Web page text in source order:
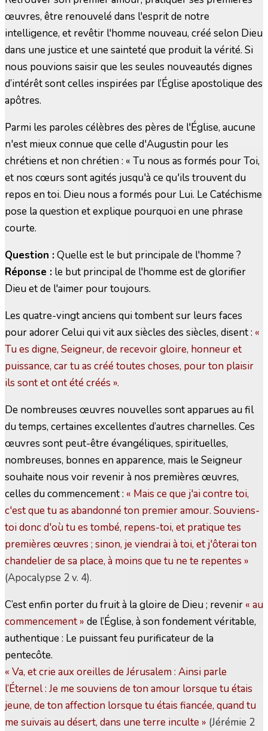
œuvres, être renouvelé dans l'esprit de notre
intelligence, et revêtir l'homme nouveau, créé selon Dieu
dans une justice et une sainteté que produit la vérité. Si
nous pouvions saisir que les seules nouveautés dignes
d’intérêt sont celles inspirées par l’Église apostolique des
apôtres.
Parmi les paroles célèbres des pères de l'Église, aucune
n'est mieux connue que celle d'Augustin pour les
chrétiens et non chrétien : « Tu nous as formés pour Toi,
et nos cœurs sont agités jusqu'à ce qu'ils trouvent du
repos en toi. Dieu nous a formés pour Lui. Le Catéchisme
pose la question et explique pourquoi en une phrase
courte.
Question :Quelle est le but principale de l'homme ?
Réponse : le but principal de l'homme est de glorifier
Dieu et de l'aimer pour toujours.
Les quatre-vingt anciens qui tombent sur leurs faces
pour adorer Celui qui vit aux siècles des siècles, disent : «
Tu es digne, Seigneur, de recevoir gloire, honneur et
puissance, car tu as créé toutes choses, pour ton plaisir
ils sont et ont été créés ».
De nombreuses œuvres nouvelles sont apparues au fil
du temps, certaines excellentes d’autres charnelles. Ces
œuvres sont peut-être évangéliques, spirituelles,
nombreuses, bonnes en apparence, mais le Seigneur
souhaite nous voir revenir à nos premières œuvres,
celles du commencement : « Mais ce que j'ai contre toi,
c'est que tu as abandonné ton premier amour. Souviens-
toi donc d'où tu es tombé, repens-toi, et pratique tes
premières œuvres ; sinon, je viendrai à toi, et j'ôterai ton
chandelier de sa place, à moins que tu ne te repentes »
(Apocalypse 2 v. 4).
C’est enfin porter du fruit à la gloire de Dieu ; revenir « au
commencement » de l’Église, à son fondement véritable,
authentique : Le puissant feu purificateur de la
pentecôte.
« Va, et crie aux oreilles de Jérusalem : Ainsi parle
l’Éternel : Je me souviens de ton amour lorsque tu étais
jeune, de ton affection lorsque tu étais fiancée, quand tu
me suivais au désert, dans une terre inculte » (Jérémie 2